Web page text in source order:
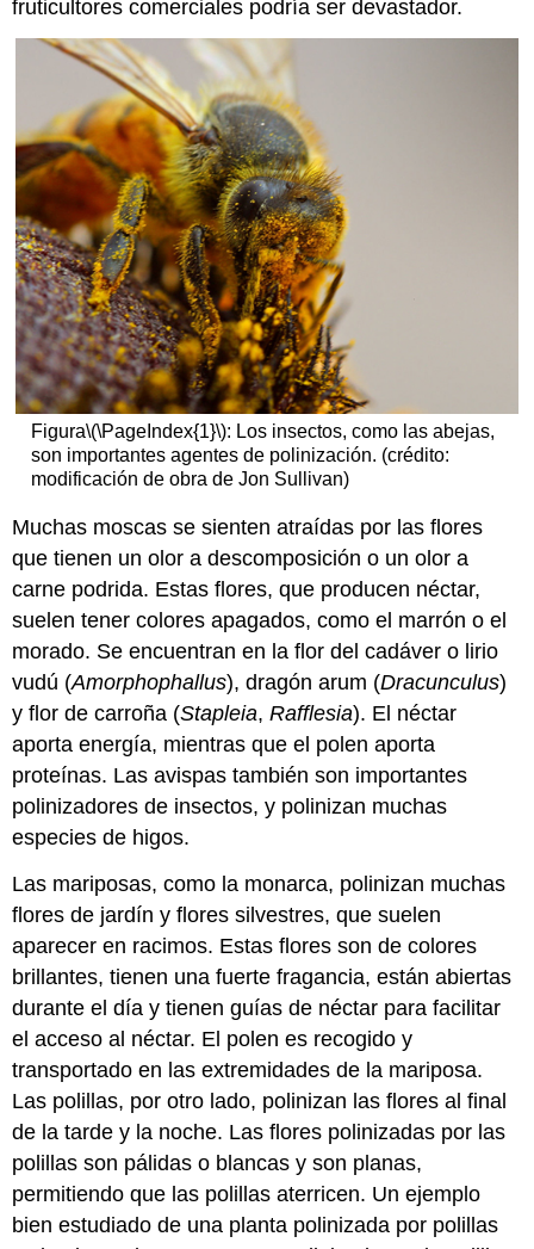
fruticultores comerciales podría ser devastador.
Figura\(\PageIndex{1}\): Los insectos, como las abejas,
son importantes agentes de polinización. (crédito:
modificación de obra de Jon Sullivan)
Muchas moscas se sienten atraídas por las flores
que tienen un olor a descomposición o un olor a
carne podrida. Estas flores, que producen néctar,
suelen tener colores apagados, como el marrón o el
morado. Se encuentran en la flor del cadáver o lirio
vudú (Amorphophallus), dragón arum (Dracunculus)
y flor de carroña (Stapleia,Rafflesia). El néctar
aporta energía, mientras que el polen aporta
proteínas. Las avispas también son importantes
polinizadores de insectos, y polinizan muchas
especies de higos.
Las mariposas, como la monarca, polinizan muchas
flores de jardín y flores silvestres, que suelen
aparecer en racimos. Estas flores son de colores
brillantes, tienen una fuerte fragancia, están abiertas
durante el día y tienen guías de néctar para facilitar
el acceso al néctar. El polen es recogido y
transportado en las extremidades de la mariposa.
Las polillas, por otro lado, polinizan las flores al final
de la tarde y la noche. Las flores polinizadas por las
polillas son pálidas o blancas y son planas,
permitiendo que las polillas aterricen. Un ejemplo
bien estudiado de una planta polinizada por polillas